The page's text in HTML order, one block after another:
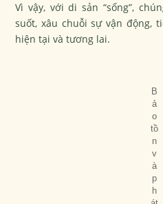
Vì vậy, với di sản “sống”,
suốt, xâu chuỗi sự vận động,
hiện tại và tương lai.
B
ả
o
tồ
n
v
à
p
h